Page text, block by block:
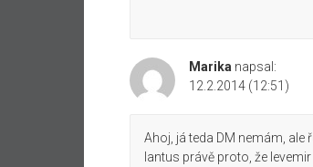
Marika napsal:
12.2.2014 (12:51)
Ahoj, já teda DM nemám, ale
lantus právě proto, že